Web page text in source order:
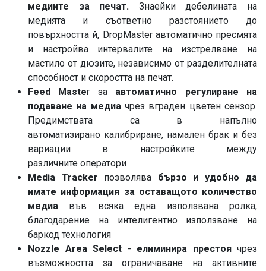
медиите за печат. Знаейки дебелината на
медията и съответно разстоянието до
повърхността й, DropMaster автоматично пресмята
и настройва интервалите на изстрелване на
мастило от дюзите, независимо от разделителната
способност и скоростта на печат.
Feed Master заавтоматично регулиране на
подаване на медиачрез вграден цветен сензор.
Предимствата са в напълно
автоматизирано калибриране, намален брак и без
вариации в настройките между
различните оператори
Media Tracker позволява бързо и удобно да
имате информация за оставащото количество
медиа във всяка една използвана ролка,
благодарение на интелигентно използване на
баркод технология
Nozzle Area Select - елиминира престоя чрез
възможността за ограничаване на активните